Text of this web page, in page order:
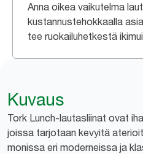
Anna oikea vaikutelma
kustannustehokkaalla
tee ruokailuhetkestä
Kuvaus
Tork Lunch-lautasliinat ovat
joissa tarjotaan kevyitä
monissa eri moderneissa ja